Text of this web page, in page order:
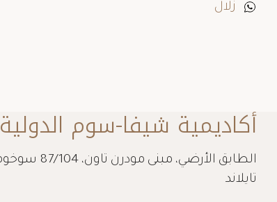
زلال
أكاديمية شيفا-سوم الدولية
تايلاند